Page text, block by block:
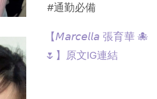
#通勤必備
【𝘔𝘢𝘳𝘤𝘦𝘭𝘭𝘢 張育華 🐙
🌷】原文IG連結